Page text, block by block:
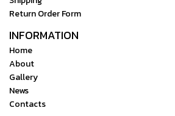
Return Order Form
INFORMATION
Home
About
Gallery
News
Contacts